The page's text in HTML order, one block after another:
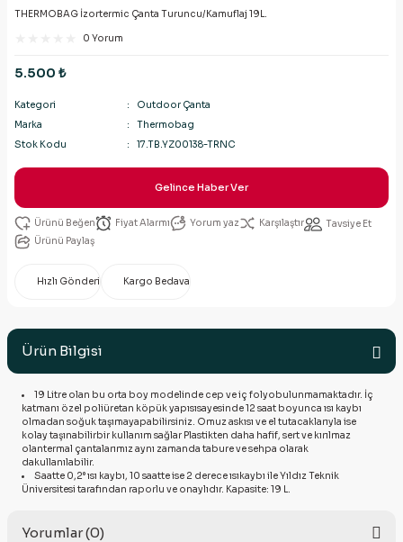
THERMOBAG İzortermic Çanta Turuncu/Kamuflaj 19L.
0 Yorum
5.500 ₺
Kategori
Outdoor Çanta
Marka
Thermobag
Stok Kodu
17.TB.YZ00138-TRNC
Gelince Haber Ver
Fiyat Alarmı Yorum yaz Karşılaştır
Tavsiye Et
Ürünü Paylaş
Hızlı Gönderi Kargo Bedava
Ürün Bilgisi
19 Litre olan bu orta boy modelinde cep ve iç folyobulunmamaktadır. İç
katmanı özel poliüretan köpük yapısısayesinde 12 saat boyunca ısı kaybı
olmadan soğuk taşımayapabilirsiniz. Omuz askısı ve el tutacaklarıyla ise
kolay taşınabilirbir kullanım sağlar Plastikten daha hafif, sert ve kırılmaz
olantermal çantalarımız aynı zamanda tabure ve sehpa olarak
dakullanılabilir.
Saatte 0,2° ısı kaybı, 10 saatte ise 2 derece ısıkaybı ile Yıldız Teknik
Üniversitesi tarafından raporlu ve onaylıdır. Kapasite: 19 L.
Yorumlar (0)